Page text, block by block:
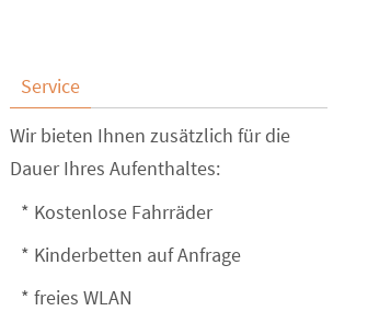
Service
Wir bieten Ihnen zusätzlich für die
Dauer Ihres Aufenthaltes:
* Kostenlose Fahrräder
* Kinderbetten auf Anfrage
* freies WLAN